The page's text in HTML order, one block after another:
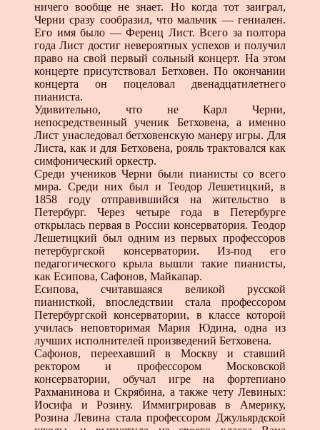
ничего вообще не знает. Но когда тот заиграл,
Черни сразу сообразил, что мальчик — гениален.
Его имя было — Ференц Лист. Всего за полтора
года Лист достиг невероятных успехов и получил
право на свой первый сольный концерт. На этом
концерте присутствовал Бетховен. По окончании
концерта он поцеловал двенадцатилетнего
пианиста.
Удивительно, что не Карл Черни,
непосредственный ученик Бетховена, а именно
Лист унаследовал бетховенскую манеру игры. Для
Листа, как и для Бетховена, рояль трактовался как
симфонический оркестр.
Среди учеников Черни были пианисты со всего
мира. Среди них был и Теодор Лешетицкий, в
1858 году отправившийся на жительство в
Петербург. Через четыре года в Петербурге
открылась первая в России консерватория. Теодор
Лешетицкий был одним из первых профессоров
петербургской консерватории. Из-под его
педагогического крыла вышли такие пианисты,
как Есипова, Сафонов, Майкапар.
Есипова, считавшаяся великой русской
пианисткой, впоследствии стала профессором
Петербургской консерватории, в классе которой
училась неповторимая Мария Юдина, одна из
лучших исполнителей произведений Бетховена.
Сафонов, переехавший в Москву и ставший
ректором и профессором Московской
консерватории, обучал игре на фортепиано
Рахманинова и Скрябина, а также чету Левиных:
Иосифа и Розину. Иммигрировав в Америку,
Розина Левина стала профессором Джульярдской